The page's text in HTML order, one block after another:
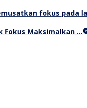
Fokus Maksimalkan …